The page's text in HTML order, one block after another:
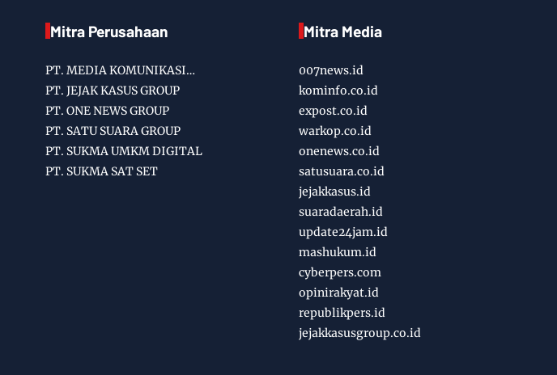
Mitra Perusahaan
PT. MEDIA KOMUNIKASI
INFORMASI
PT. JEJAK KASUS GROUP
PT. ONE NEWS GROUP
PT. SATU SUARA GROUP
PT. SUKMA UMKM DIGITAL
PT. SUKMA SAT SET
Mitra Media
007news.id
kominfo.co.id
expost.co.id
warkop.co.id
onenews.co.id
satusuara.co.id
jejakkasus.id
suaradaerah.id
update24jam.id
mashukum.id
cyberpers.com
opinirakyat.id
republikpers.id
jejakkasusgroup.co.id